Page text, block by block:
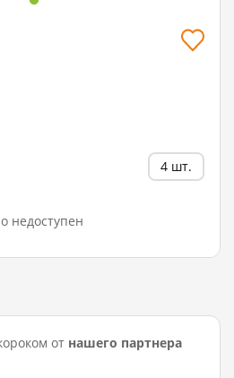
4 шт.
недоступен
от нашего партнера